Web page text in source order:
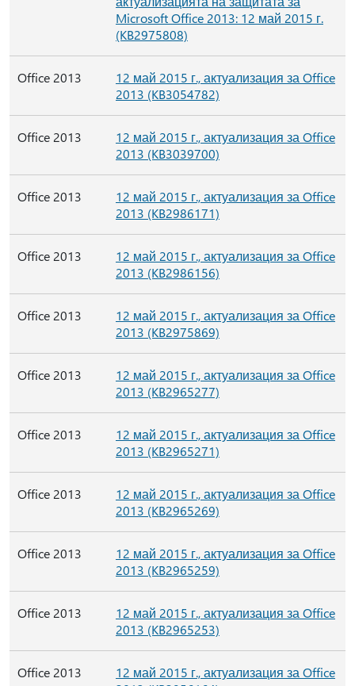
Microsoft Office 2013: 12 май 2015 г.
(KB2975808)
Office 2013
12 май 2015 г., актуализация за Office
2013 (KB3054782)
Office 2013
12 май 2015 г., актуализация за Office
2013 (KB3039700)
Office 2013
12 май 2015 г., актуализация за Office
2013 (KB2986171)
Office 2013
12 май 2015 г., актуализация за Office
2013 (KB2986156)
Office 2013
12 май 2015 г., актуализация за Office
2013 (KB2975869)
Office 2013
12 май 2015 г., актуализация за Office
2013 (KB2965277)
Office 2013
12 май 2015 г., актуализация за Office
2013 (KB2965271)
Office 2013
12 май 2015 г., актуализация за Office
2013 (KB2965269)
Office 2013
12 май 2015 г., актуализация за Office
2013 (KB2965259)
Office 2013
12 май 2015 г., актуализация за Office
2013 (KB2965253)
Office 2013
12 май 2015 г., актуализация за Office